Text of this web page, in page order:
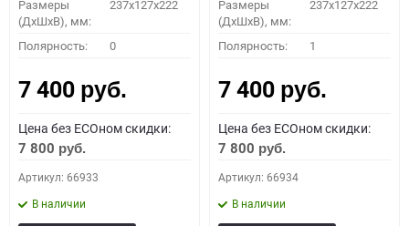
Размеры
(ДхШхВ), мм:
237x127x222
Полярность: 0
7 400 руб.
Цена без ECOном скидки:
7 800 руб.
Артикул: 66933
В наличии
Размеры
(ДхШхВ), мм:
237x127x222
Полярность: 1
7 400 руб.
Цена без ECOном скидки:
7 800 руб.
Артикул: 66934
В наличии